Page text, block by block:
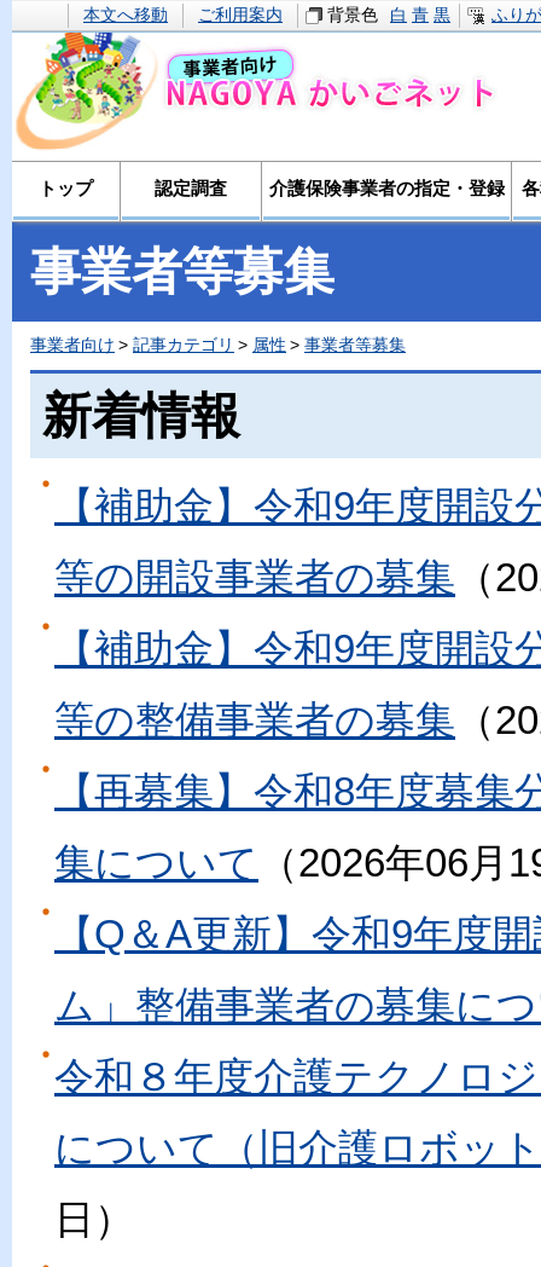
本文へ移動 ご利用案内 背景色 白 青 黒 ふり
トップ 認定調査 介護保険事業者の指定・登録
事業者等募集
事業者向け 記事カテゴリ 属性 事業者等募集
新着情報
【補助金】令和9年度開
等の開設事業者の募集
【補助金】令和9年度開
等の整備事業者の募集
【再募集】令和8年度募
集について
2026年06月
【Q＆A更新】令和9年度
ム」整備事業者の募集に
令和８年度介護テクノロ
について（旧介護ロボッ
日